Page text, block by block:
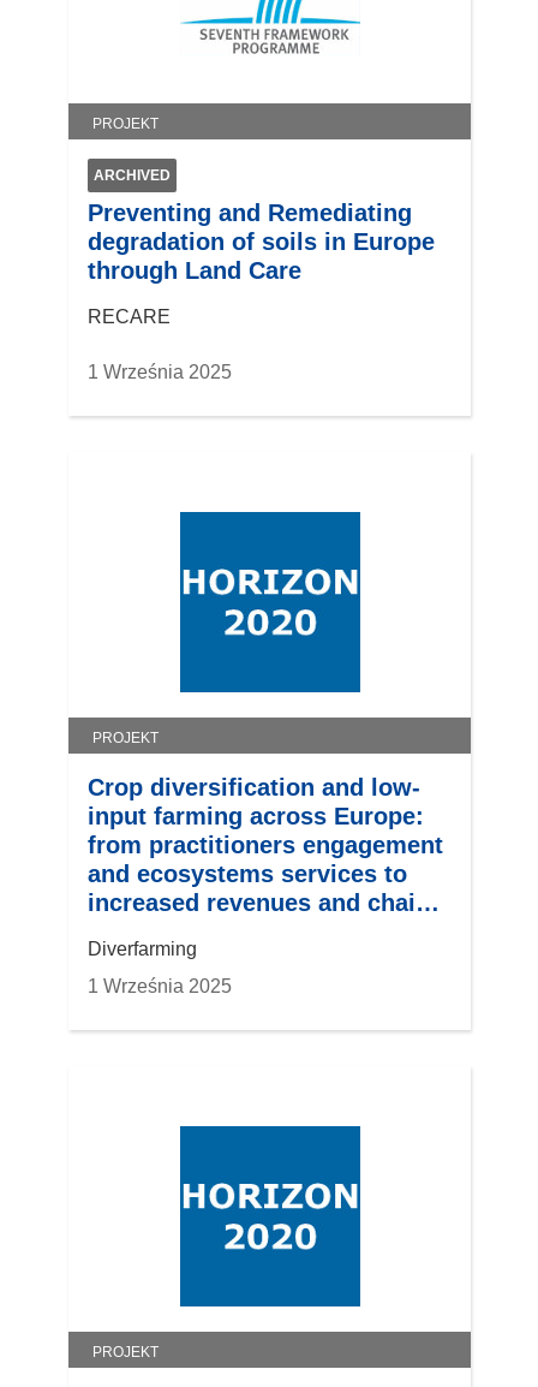
PROJEKT
ARCHIVED
Preventing and Remediating
degradation of soils in Europe
through Land Care
RECARE
1 Września 2025
PROJEKT
Crop diversification and low-
input farming across Europe:
from practitioners engagement
and ecosystems services to
increased revenues and chain
Diverfarming
1 Września 2025
PROJEKT